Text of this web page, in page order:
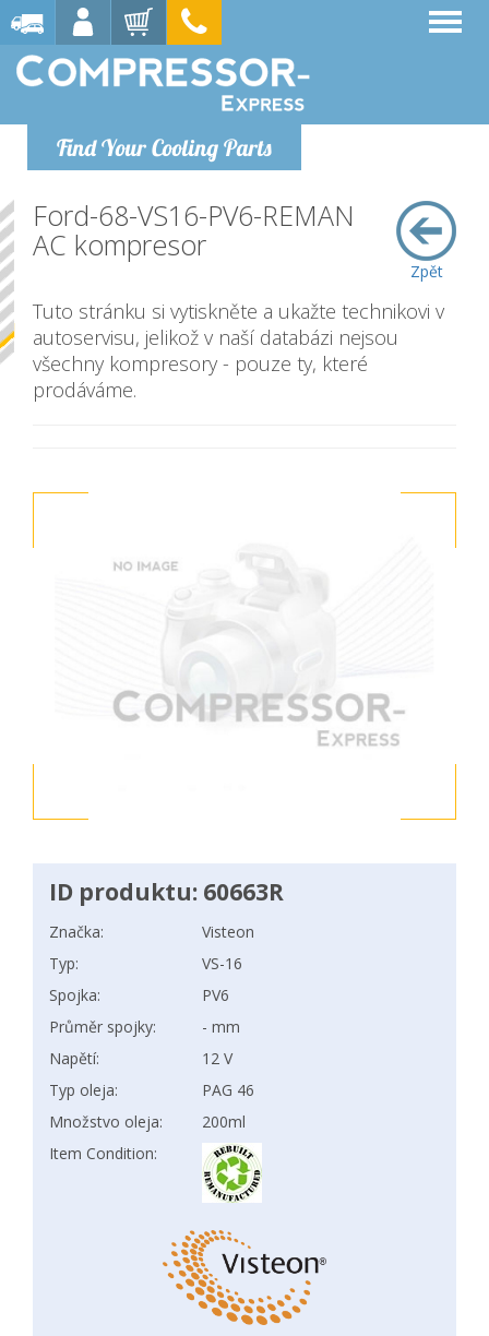
Find Your Cooling Parts
Zpět
Ford-68-VS16-PV6-REMAN
AC kompresor
Tuto stránku si vytiskněte a ukažte technikovi v
autoservisu, jelikož v naší databázi nejsou
všechny kompresory - pouze ty, které
prodáváme.
ID produktu: 60663R
Značka:
Visteon
Typ:
VS-16
Spojka:
PV6
Průměr spojky:
- mm
Napětí:
12 V
Typ oleja:
PAG 46
Množstvo oleja:
200ml
Item Condition: